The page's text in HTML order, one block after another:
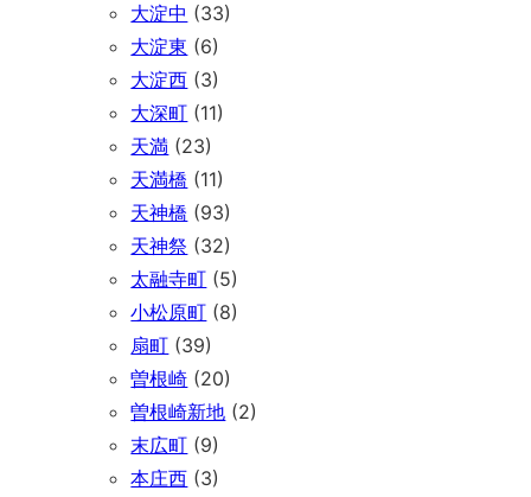
大淀中 (33)
大淀東 (6)
大淀西 (3)
大深町 (11)
天満 (23)
天満橋 (11)
天神橋 (93)
天神祭 (32)
太融寺町 (5)
小松原町 (8)
扇町 (39)
曽根崎 (20)
曽根崎新地 (2)
末広町 (9)
本庄西 (3)